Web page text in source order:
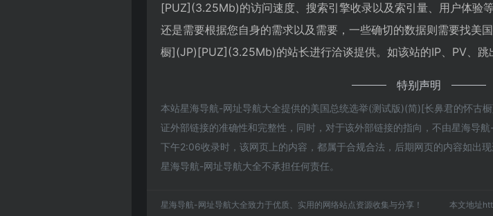
[PUZ](3.25Mb)的访问速度、搜索引擎收录以及索引量、用户体验
还是需要根据您自身的需求以及需要，一些确切的数据则需要找美
橱](JP)[PUZ](3.25Mb)的站长进行洽谈提供。如该站的IP、PV、跳
特别声明
本站星海导航-网址导航大全提供的美国总统选举(测试版)(简)[长鼻君的怀古
证外部链接的准确性和完整性，同时，对于该外部链接的指向，不由星海导
下午2:06收录时，该网页上的内容，都属于合规合法，后期网页的内容如出
星海导航-网址导航大全不承担任何责任。
星海导航-网址导航大全致力于优质、实用的网络站点资源收集与分享！ 本文地址